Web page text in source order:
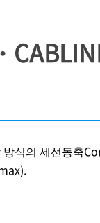
식의 세선동축